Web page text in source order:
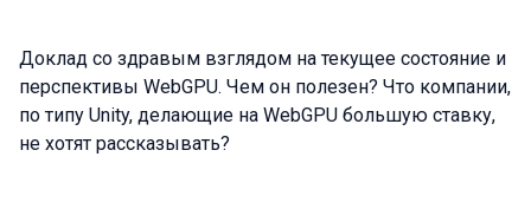
Доклад со здравым взглядом на текущее состояние и
перспективы WebGPU. Чем он полезен? Что компании,
по типу Unity, делающие на WebGPU большую ставку,
не хотят рассказывать?